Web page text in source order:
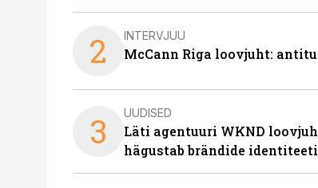
2 INTERVJUU
McCann Riga loovjuht:
3 UUDISED
Läti agentuuri WKND
hägustab brändide identiteeti